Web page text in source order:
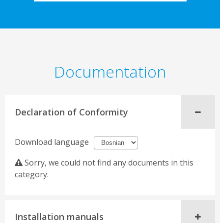
Documentation
Declaration of Conformity
Download language
Sorry, we could not find any documents in this
category.
Installation manuals